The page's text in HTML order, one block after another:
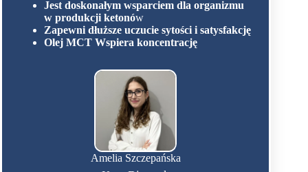
Jest doskonałym wsparciem dla organizmu
w produkcji ketonów
Zapewni dłuższe uczucie sytości i satysfakcję
Olej MCT Wspiera koncentrację
Amelia Szczepańska